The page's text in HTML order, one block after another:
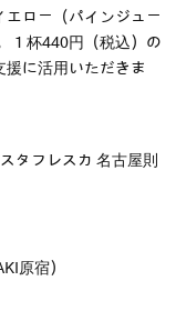
エロー（パインジュー
１杯440円（税込）の
に活用いただきま
タフレスカ 名古屋則
原宿）